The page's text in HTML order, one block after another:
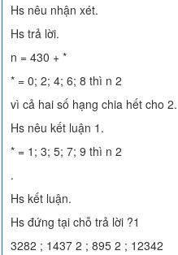
Hs nêu nhận xét.
Hs trả lời.
n = 430 + *
* = 0; 2; 4; 6; 8 thì n 2
vì cả hai số hạng chia hết cho 2.
Hs nêu kết luận 1.
* = 1; 3; 5; 7; 9 thì n 2
.
Hs kết luận.
Hs đứng tại chỗ trả lời ?1
3282 ; 1437 2 ; 895 2 ; 12342